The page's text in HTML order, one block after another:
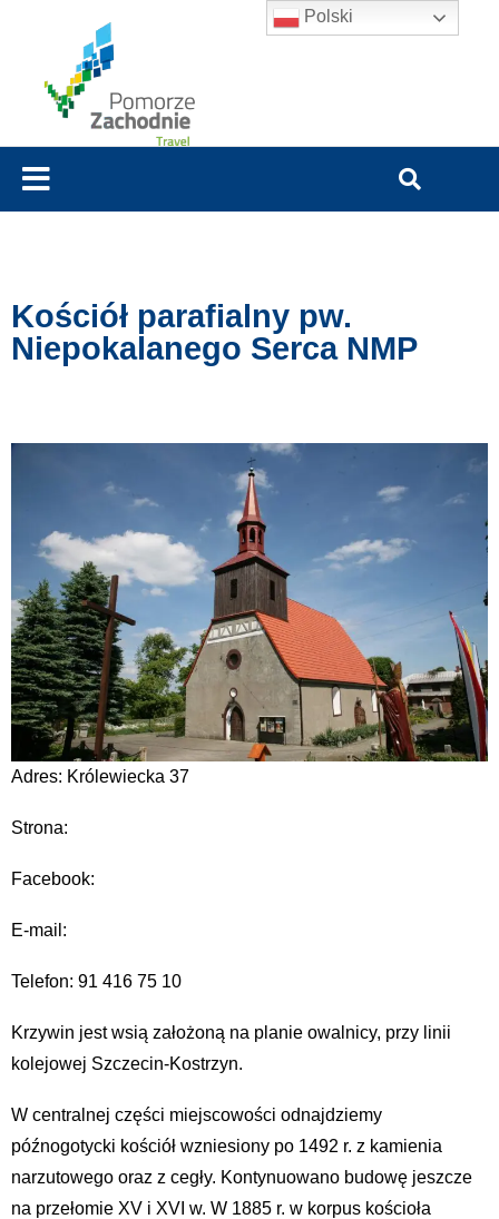
Kościół parafialny pw.
Niepokalanego Serca NMP
Adres: Królewiecka 37
Strona:
Facebook:
E-mail:
Telefon: 91 416 75 10
Krzywin jest wsią założoną na planie owalnicy, przy linii
kolejowej Szczecin-Kostrzyn.
W centralnej części miejscowości odnajdziemy
późnogotycki kościół wzniesiony po 1492 r. z kamienia
narzutowego oraz z cegły. Kontynuowano budowę jeszcze
na przełomie XV i XVI w. W 1885 r. w korpus kościoła
Polski